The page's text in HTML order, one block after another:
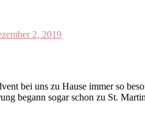
2, 2019
bei uns zu Hause immer so
begann sogar schon zu St.